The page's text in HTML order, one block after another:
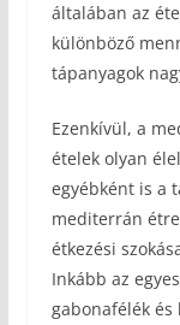
általában az
különböző
tápanyagok
Ezenkívül, a
ételek olyan
egyébként is a
mediterrán
étkezési
Inkább az
gabonafélék és